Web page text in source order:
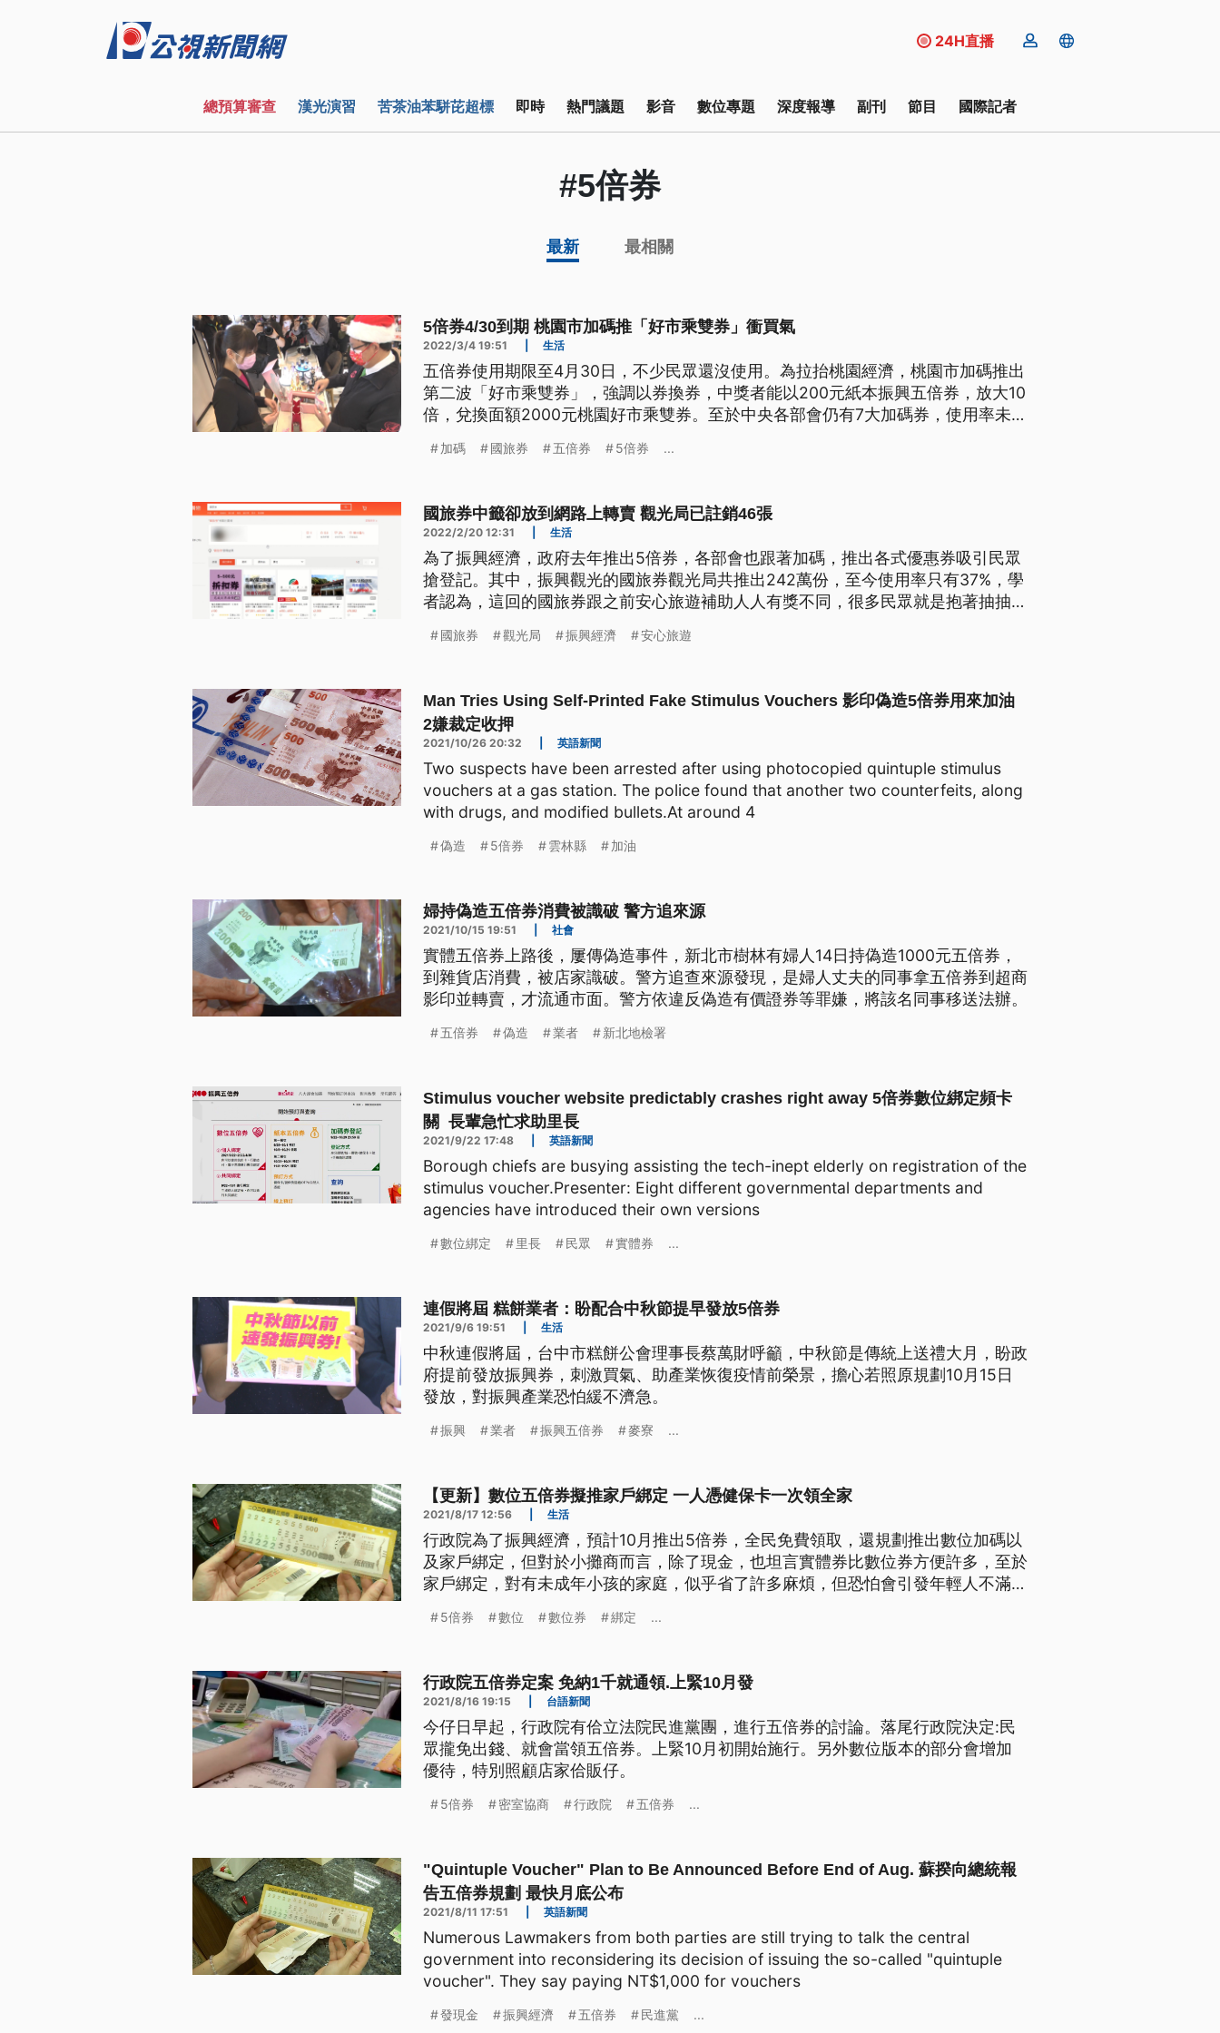
24H直播
總預算審查 漢光演習 苦茶油苯駢芘超標 即時 熱門議題 影音 數位專題 深度報導 副刊 節目 國際記者
#5倍券
最新 最相關
5倍券4/30到期 桃園市加碼推「好市乘雙券」衝買氣
2022/3/4 19:51 生活
五倍券使用期限至4月30日，不少民眾還沒使用。為拉抬桃園經濟，桃園市加碼推出
第二波「好市乘雙券」，強調以券換券，中獎者能以200元紙本振興五倍券，放大10
倍，兌換面額2000元桃園好市乘雙券。至於中央各部會仍有7大加碼券，使用率未過
前為商家衝一波買氣。
加碼 國旅券 五倍券 5倍券 ...
國旅券中籤卻放到網路上轉賣 觀光局已註銷46張
2022/2/20 12:31 生活
為了振興經濟，政府去年推出5倍券，各部會也跟著加碼，推出各式優惠券吸引民眾
搶登記。其中，振興觀光的國旅券觀光局共推出242萬份，至今使用率只有37%，學
者認為，這回的國旅券跟之前安心旅遊補助人人有獎不同，很多民眾就是抱著抽抽看
國旅券 觀光局 振興經濟 安心旅遊
Man Tries Using Self-Printed Fake Stimulus Vouchers 影印偽造5倍券用來加油
2嫌裁定收押
2021/10/26 20:32 英語新聞
Two suspects have been arrested after using photocopied quintuple stimulus
vouchers at a gas station. The police found that another two counterfeits, along
with drugs, and modified bullets.At around 4
偽造 5倍券 雲林縣 加油
婦持偽造五倍券消費被識破 警方追來源
2021/10/15 19:51 社會
實體五倍券上路後，屢傳偽造事件，新北市樹林有婦人14日持偽造1000元五倍券，
到雜貨店消費，被店家識破。警方追查來源發現，是婦人丈夫的同事拿五倍券到超商
影印並轉賣，才流通市面。警方依違反偽造有價證券等罪嫌，將該名同事移送法辦。
五倍券 偽造 業者 新北地檢署
Stimulus voucher website predictably crashes right away 5倍券數位綁定頻卡
關 長輩急忙求助里長
2021/9/22 17:48 英語新聞
Borough chiefs are busying assisting the tech-inept elderly on registration of the
stimulus voucher.Presenter: Eight different governmental departments and
agencies have introduced their own versions
數位綁定 里長 民眾 實體券 ...
連假將屆 糕餅業者：盼配合中秋節提早發放5倍券
2021/9/6 19:51 生活
中秋連假將屆，台中市糕餅公會理事長蔡萬財呼籲，中秋節是傳統上送禮大月，盼政
府提前發放振興券，刺激買氣、助產業恢復疫情前榮景，擔心若照原規劃10月15日
發放，對振興產業恐怕緩不濟急。
振興 業者 振興五倍券 麥寮 ...
【更新】數位五倍券擬推家戶綁定 一人憑健保卡一次領全家
2021/8/17 12:56 生活
行政院為了振興經濟，預計10月推出5倍券，全民免費領取，還規劃推出數位加碼以
及家戶綁定，但對於小攤商而言，除了現金，也坦言實體券比數位券方便許多，至於
家戶綁定，對有未成年小孩的家庭，似乎省了許多麻煩，但恐怕會引發年輕人不滿，
5倍券 數位 數位券 綁定 ...
行政院五倍券定案 免納1千就通領.上緊10月發
2021/8/16 19:15 台語新聞
今仔日早起，行政院有佮立法院民進黨團，進行五倍券的討論。落尾行政院決定:民
眾攏免出錢、就會當領五倍券。上緊10月初開始施行。另外數位版本的部分會增加
優待，特別照顧店家佮販仔。
5倍券 密室協商 行政院 五倍券 ...
"Quintuple Voucher" Plan to Be Announced Before End of Aug. 蘇揆向總統報
告五倍券規劃 最快月底公布
2021/8/11 17:51 英語新聞
Numerous Lawmakers from both parties are still trying to talk the central
government into reconsidering its decision of issuing the so-called "quintuple
voucher". They say paying NT$1,000 for vouchers
發現金 振興經濟 五倍券 民進黨 ...